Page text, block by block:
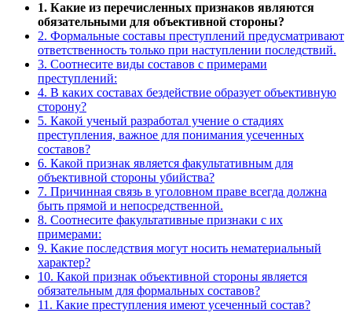
1. Какие из перечисленных признаков являются
обязательными для объективной стороны?
2. Формальные составы преступлений предусматривают
ответственность только при наступлении последствий.
3. Соотнесите виды составов с примерами
преступлений:
4. В каких составах бездействие образует объективную
сторону?
5. Какой ученый разработал учение о стадиях
преступления, важное для понимания усеченных
составов?
6. Какой признак является факультативным для
объективной стороны убийства?
7. Причинная связь в уголовном праве всегда должна
быть прямой и непосредственной.
8. Соотнесите факультативные признаки с их
примерами:
9. Какие последствия могут носить нематериальный
характер?
10. Какой признак объективной стороны является
обязательным для формальных составов?
11. Какие преступления имеют усеченный состав?